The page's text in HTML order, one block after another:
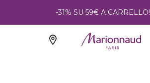
-31% SU 59€ A CARRELLO!